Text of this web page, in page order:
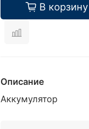
В корзину
Описание
Аккумулятор